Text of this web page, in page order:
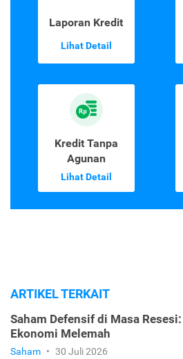
Laporan Kredit
Lihat Detail
Kredit Tanpa
Agunan
Lihat Detail
ARTIKEL TERKAIT
Saham Defensif di Masa
Ekonomi Melemah
Saham • 30 Juli 2026